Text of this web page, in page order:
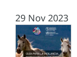
29 Nov 2023